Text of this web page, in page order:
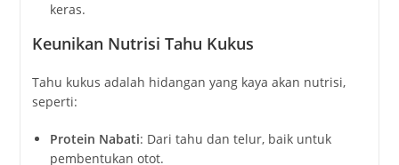
keras.
Keunikan Nutrisi Tahu Kukus
Tahu kukus adalah hidangan yang kaya akan nutrisi,
seperti:
Protein Nabati: Dari tahu dan telur, baik untuk
pembentukan otot.